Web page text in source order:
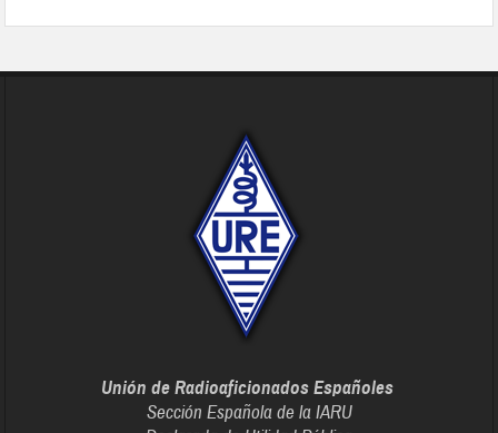
Unión de Radioaficionados Españoles
Sección Española de la IARU